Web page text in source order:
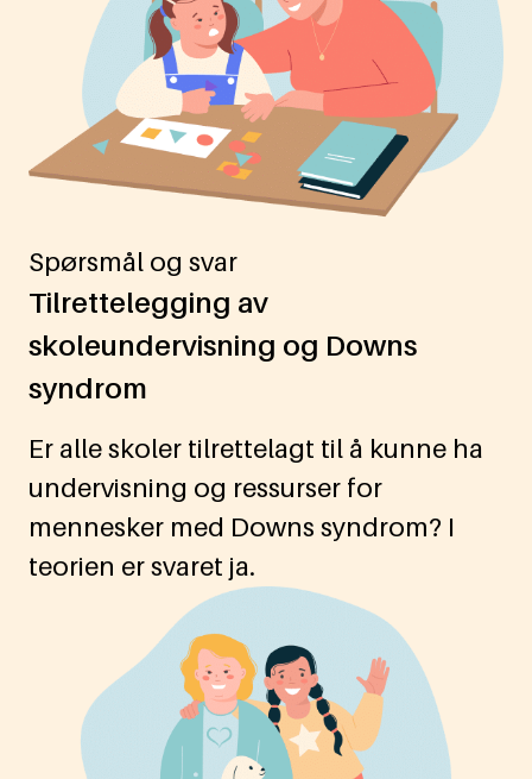
Spørsmål og svar
Tilrettelegging av
skoleundervisning og Downs
syndrom
Er alle skoler tilrettelagt til å kunne ha
undervisning og ressurser for
mennesker med Downs syndrom? I
teorien er svaret ja.